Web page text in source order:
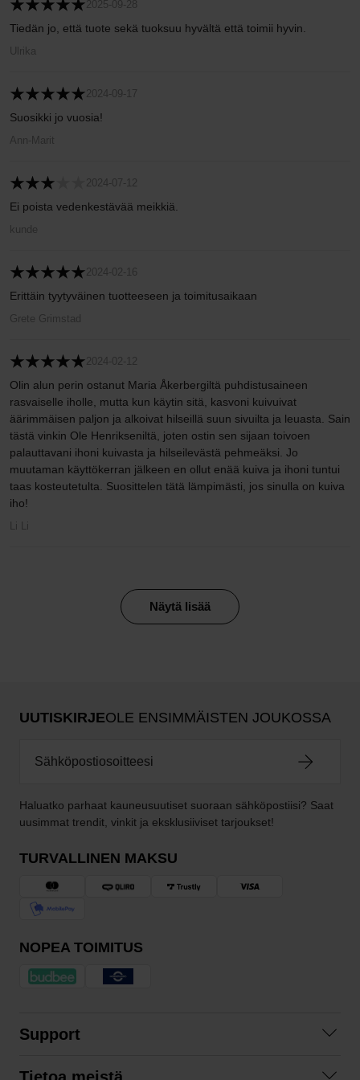
2025-09-28
Tiedän jo, että tuote sekä tuoksuu hyvältä että toimii hyvin.
Ulrika
2024-09-17
Suosikki jo vuosia!
Ann-Marit
2024-07-12
Ei poista vedenkestävää meikkiä.
kunde
2024-02-16
Erittäin tyytyväinen tuotteeseen ja toimitusaikaan
Grete Grimstad
2024-02-12
Olin alun perin ostanut Maria Åkerbergiltä puhdistusaineen
rasvaiselle iholle, mutta kun käytin sitä, kasvoni kuivuivat
äärimmäisen paljon ja alkoivat hilseillä suun sivuilta ja leuasta. Sain
tästä vinkin Ole Henrikseniltä, joten ostin sen sijaan toivoen
palauttavani ihoni kuivasta ja hilseilevästä pehmeäksi. Jo
muutaman käyttökerran jälkeen en ollut enää kuiva ja ihoni tuntui
taas kosteutetulta. Suosittelen tätä lämpimästi, jos sinulla on kuiva
iho!
Li Li
Näytä lisää
UUTISKIRJEOLE ENSIMMÄISTEN JOUKOSSA
Haluatko parhaat kauneusuutiset suoraan sähköpostiisi? Saat
uusimmat trendit, vinkit ja eksklusiiviset tarjoukset!
TURVALLINEN MAKSU
NOPEA TOIMITUS
Support